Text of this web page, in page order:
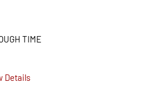
TIME
Details